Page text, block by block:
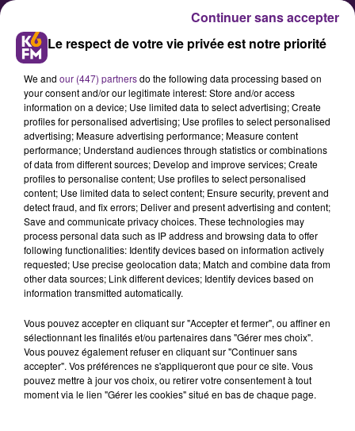
Showcase K6FM : Découvrez
Kappp's, un groupe d'amis
dijonnais chantant pour la
bonne cause
Le respect de votre vie privée est notre priorité
We and our (447) partnersdo the following data processing based on
your consent and/or our legitimate interest: Store and/or access
information on a device; Use limited data to select advertising; Create
profiles for personalised advertising; Use profiles to select personalised
advertising; Measure advertising performance; Measure content
performance; Understand audiences through statistics or combinations
of data from different sources; Develop and improve services; Create
profiles to personalise content; Use profiles to select personalised
content; Use limited data to select content; Ensure security, prevent and
detect fraud, and fix errors; Deliver and present advertising and content;
Save and communicate privacy choices. These technologies may
process personal data such as IP address and browsing data to offer
following functionalities: Identify devices based on information actively
requested; Use precise geolocation data; Match and combine data from
other data sources; Link different devices; Identify devices based on
information transmitted automatically.
Vous pouvez accepter en cliquant sur "Accepter et fermer", ou affiner en
sélectionnant les finalités et/ou partenaires dans "Gérer mes choix".
Vous pouvez également refuser en cliquant sur "Continuer sans
accepter". Vos préférences ne s'appliqueront que pour ce site. Vous
pouvez mettre à jour vos choix, ou retirer votre consentement à tout
moment via le lien "Gérer les cookies" situé en bas de chaque page.
Continuer sans accepter